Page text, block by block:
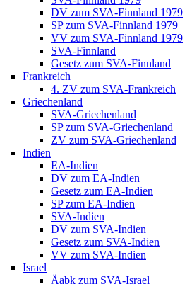
DV zum SVA-Finnland 1979
SP zum SVA-Finnland 1979
VV zum SVA-Finnland 1979
SVA-Finnland
Gesetz zum SVA-Finnland
Frankreich
4. ZV zum SVA-Frankreich
Griechenland
SVA-Griechenland
SP zum SVA-Griechenland
ZV zum SVA-Griechenland
Indien
EA-Indien
DV zum EA-Indien
Gesetz zum EA-Indien
SP zum EA-Indien
SVA-Indien
DV zum SVA-Indien
Gesetz zum SVA-Indien
VV zum SVA-Indien
Israel
Äabk zum SVA-Israel